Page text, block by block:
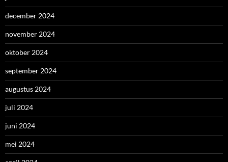
december 2024
november 2024
oktober 2024
september 2024
augustus 2024
juli 2024
juni 2024
mei 2024